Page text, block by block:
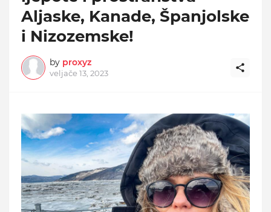
Aljaske, Kanade, Španjolske
i Nizozemske!
by proxyz
veljače 13, 2023